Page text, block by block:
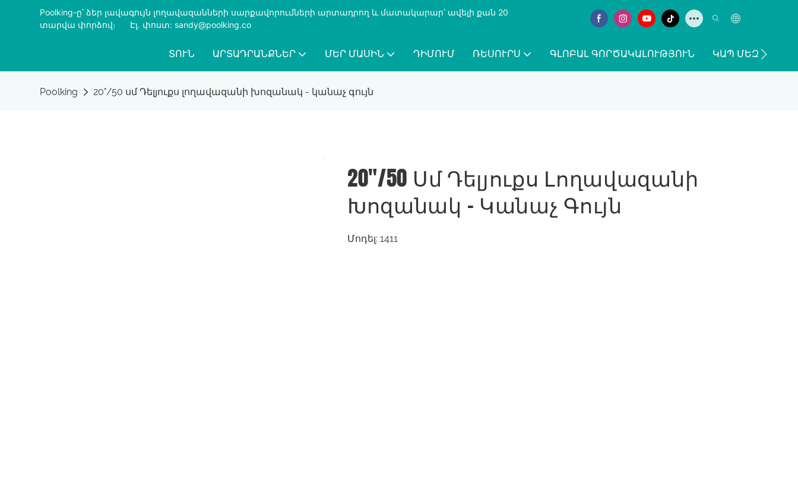
Poolking-ը՝ ձեր լավագույն լողավազանների սարքավորումների արտադրող և մատակարար՝ ավելի քան 20
տարվա փորձով։
Էլ․ փոստ: sandy@poolking.co
ՏՈՒՆ ԱՐՏԱԴՐԱՆՔՆԵՐ ՄԵՐ ՄԱՍԻՆ ԴԻՄՈՒՄ ՌԵՍՈՒՐՍ ԳԼՈԲԱԼ ԳՈՐԾԱԿԱԼՈՒԹՅՈՒՆ ԿԱՊ ՄԵԶ ՀԵՏ
Poolking 20"/50 սմ Դելյուքս լողավազանի խոզանակ - կանաչ գույն
20"/50 Սմ Դելյուքս Լողավազանի
Խոզանակ - Կանաչ Գույն
Մոդել: 1411